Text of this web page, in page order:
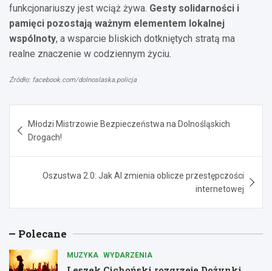
funkcjonariuszy jest wciąż żywa. Gesty solidarności i
pamięci pozostają ważnym elementem lokalnej
wspólnoty, a wsparcie bliskich dotkniętych stratą ma
realne znaczenie w codziennym życiu.
Źródło: facebook.com/dolnoslaska.policja
wpisu
Młodzi Mistrzowie Bezpieczeństwa na Dolnośląskich
Drogach!
Oszustwa 2.0: Jak AI zmienia oblicze przestępczości
internetowej
Polecane
MUZYKA WYDARZENIA